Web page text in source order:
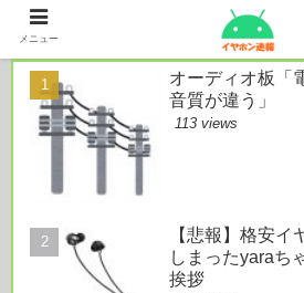
本日のおすすめ
オーディオ板「
音質が違う」
113 views
【悲報】格安イ
しまったyaraち
挨拶
メニュー